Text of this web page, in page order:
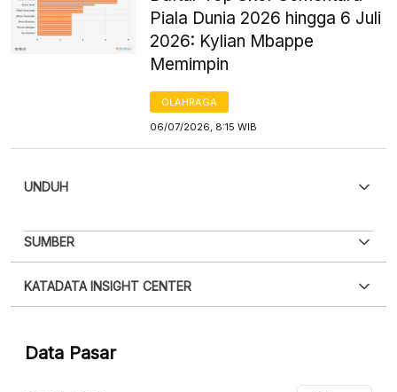
Piala Dunia 2026 hingga 6 Juli
2026: Kylian Mbappe
Memimpin
OLAHRAGA
06/07/2026, 8:15 WIB
UNDUH
PDF PNG
XLS
SUMBER
punya akun?Silakan Daftar sekarang
KATADATA INSIGHT CENTER
Data Pasar